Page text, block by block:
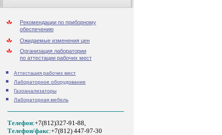
Рекомендации по приборному
обеспечению
Ожидаемые изменения цен
Организация лаборатории
по аттестации рабочих мест
Аттестация рабочих мест
Лабораторное оборудование
Газоанализаторы
Лабораторная мебель
Телефон:+7(812)327-91-88,
Tелефон/факс:+7(812) 447-97-30